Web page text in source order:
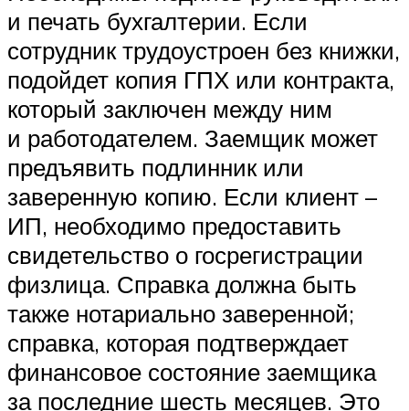
и печать бухгалтерии. Если
сотрудник трудоустроен без книжки,
подойдет копия ГПХ или контракта,
который заключен между ним
и работодателем. Заемщик может
предъявить подлинник или
заверенную копию. Если клиент –
ИП, необходимо предоставить
свидетельство о госрегистрации
физлица. Справка должна быть
также нотариально заверенной;
справка, которая подтверждает
финансовое состояние заемщика
за последние шесть месяцев. Это